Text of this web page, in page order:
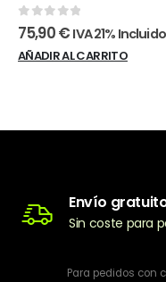
0out of 5
75,90€ IVA 21% Incluido
AÑADIR AL CARRITO
Envío
Sin coste para
Para pedidos con